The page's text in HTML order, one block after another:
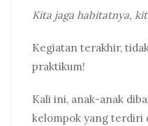
Kita jaga habitatnya,
Kegiatan terakhir,
praktikum!
Kali ini, anak-anak
kelompok yang terdiri